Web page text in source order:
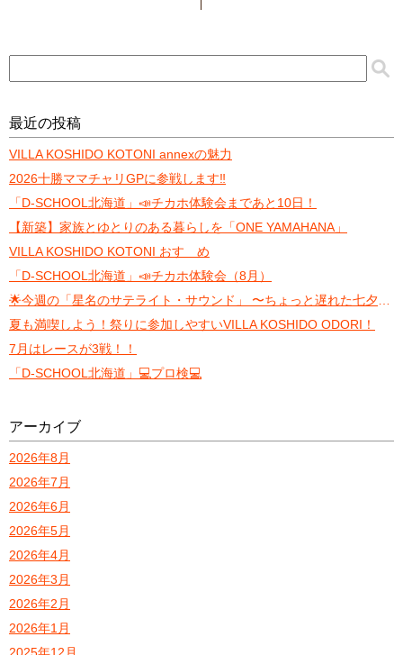
最近の投稿
VILLA KOSHIDO KOTONI annexの魅力
2026十勝ママチャリGPに参戦します‼️
「D-SCHOOL北海道」📣チカホ体験会まであと10日！
【新築】家族とゆとりのある暮らしを「ONE YAMAHANA」
VILLA KOSHIDO KOTONI おすゝめ
「D-SCHOOL北海道」📣チカホ体験会（8月）
夏も満喫しよう！祭りに参加しやすいVILLA KOSHIDO ODORI！
7月はレースが3戦！！
「D-SCHOOL北海道」💻プロ検💻
アーカイブ
2026年8月
2026年7月
2026年6月
2026年5月
2026年4月
2026年3月
2026年2月
2026年1月
2025年12月